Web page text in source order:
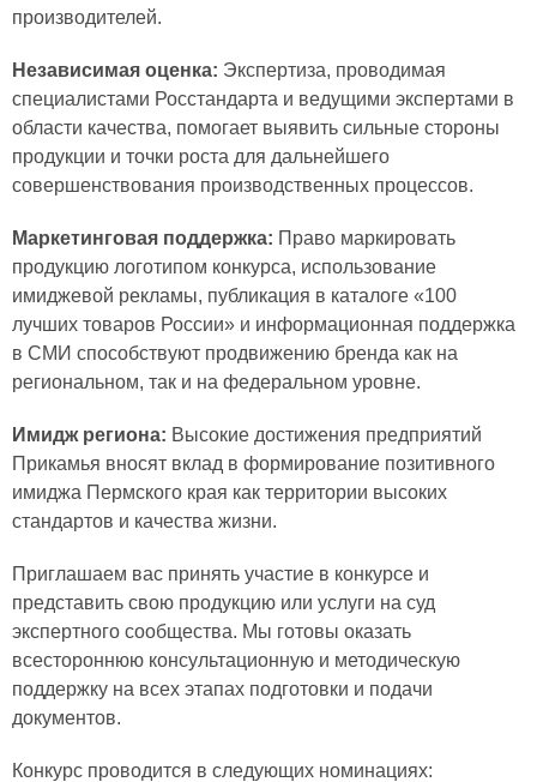
производителей.
Независимая оценка: Экспертиза, проводимая
специалистами Росстандарта и ведущими экспертами в
области качества, помогает выявить сильные стороны
продукции и точки роста для дальнейшего
совершенствования производственных процессов.
Маркетинговая поддержка: Право маркировать
продукцию логотипом конкурса, использование
имиджевой рекламы, публикация в каталоге «100
лучших товаров России» и информационная поддержка
в СМИ способствуют продвижению бренда как на
региональном, так и на федеральном уровне.
Имидж региона: Высокие достижения предприятий
Прикамья вносят вклад в формирование позитивного
имиджа Пермского края как территории высоких
стандартов и качества жизни.
Приглашаем вас принять участие в конкурсе и
представить свою продукцию или услуги на суд
экспертного сообщества. Мы готовы оказать
всестороннюю консультационную и методическую
поддержку на всех этапах подготовки и подачи
документов.
Конкурс проводится в следующих номинациях: